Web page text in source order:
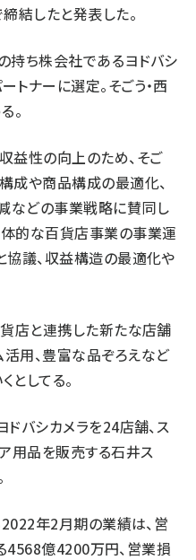
結したと発表した。
持ち株会社であるヨドバシ
トナーに選定。そごう・西
。
益性の向上のため、そご
成や商品構成の最適化、
などの事業戦略に賛同し
体的な百貨店事業の事業運
協議、収益構造の最適化や
貨店と連携した新たな店舗
用、豊富な品ぞろえなど
としてる。
ドバシカメラを24店舗、ス
ア用品を販売する石井ス
年2月期の業績は、営
億4200万円、営業損